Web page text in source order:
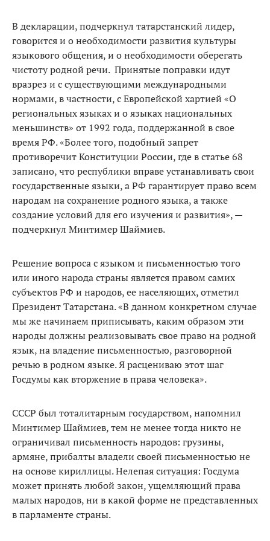
В декларации, подчеркнул татарстанский лидер,
говорится и о необходимости развития культуры
языкового общения, и о необходимости оберегать
чистоту родной речи. Принятые поправки идут
вразрез и с существующими международными
нормами, в частности, с Европейской хартией «О
региональных языках и о языках национальных
меньшинств» от 1992 года, поддержанной в свое
время РФ. «Более того, подобный запрет
противоречит Конституции России, где в статье 68
записано, что республики вправе устанавливать свои
государственные языки, а РФ гарантирует право всем
народам на сохранение родного языка, а также
создание условий для его изучения и развития», —
подчеркнул Минтимер Шаймиев.
Решение вопроса с языком и письменностью того
или иного народа страны является правом самих
субъектов РФ и народов, ее населяющих, отметил
Президент Татарстана. «В данном конкретном случае
мы же начинаем приписывать, каким образом эти
народы должны реализовывать свое право на родной
язык, на владение письменностью, разговорной
речью в родном языке. Я расцениваю этот шаг
Госдумы как вторжение в права человека».
СССР был тоталитарным государством, напомнил
Минтимер Шаймиев, тем не менее тогда никто не
ограничивал письменность народов: грузины,
армяне, прибалты владели своей письменностью не
на основе кириллицы. Нелепая ситуация: Госдума
может принять любой закон, ущемляющий права
малых народов, ни в какой форме не представленных
в парламенте страны.